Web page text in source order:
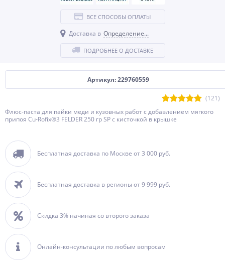
Артикул: 229760559
(121)
Флюс-паста для пайки меди и кузовных работ с добавлением мягкого
припоя Cu-Rofix®3 FELDER 250 гр SP с кисточкой в крышке
Бесплатная доставка по Москве от 3 000 руб.
Бесплатная доставка в регионы от 9 999 руб.
Скидка 3% начиная со второго заказа
Онлайн-консультации по любым вопросам
ВСЕ СПОСОБЫ ОПЛАТЫ
Доставка в Определение...
ПОДРОБНЕЕ О ДОСТАВКЕ